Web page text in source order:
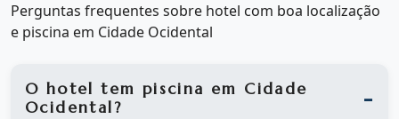
Perguntas frequentes sobre hotel com boa localização
e piscina em Cidade Ocidental
O hotel tem piscina em Cidade
Ocidental?